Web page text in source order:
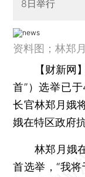
8日举行
资料图；林郑
【财新网】
首”）选举已
长官林郑月娥
娥在特区政府
林郑月娥在
首选举，“我